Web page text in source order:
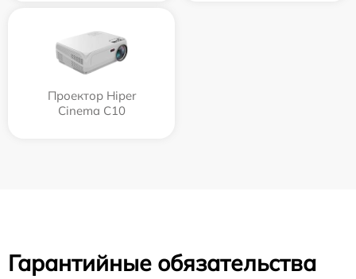
Проектор Hiper
Cinema C10
Гарантийные обязательства